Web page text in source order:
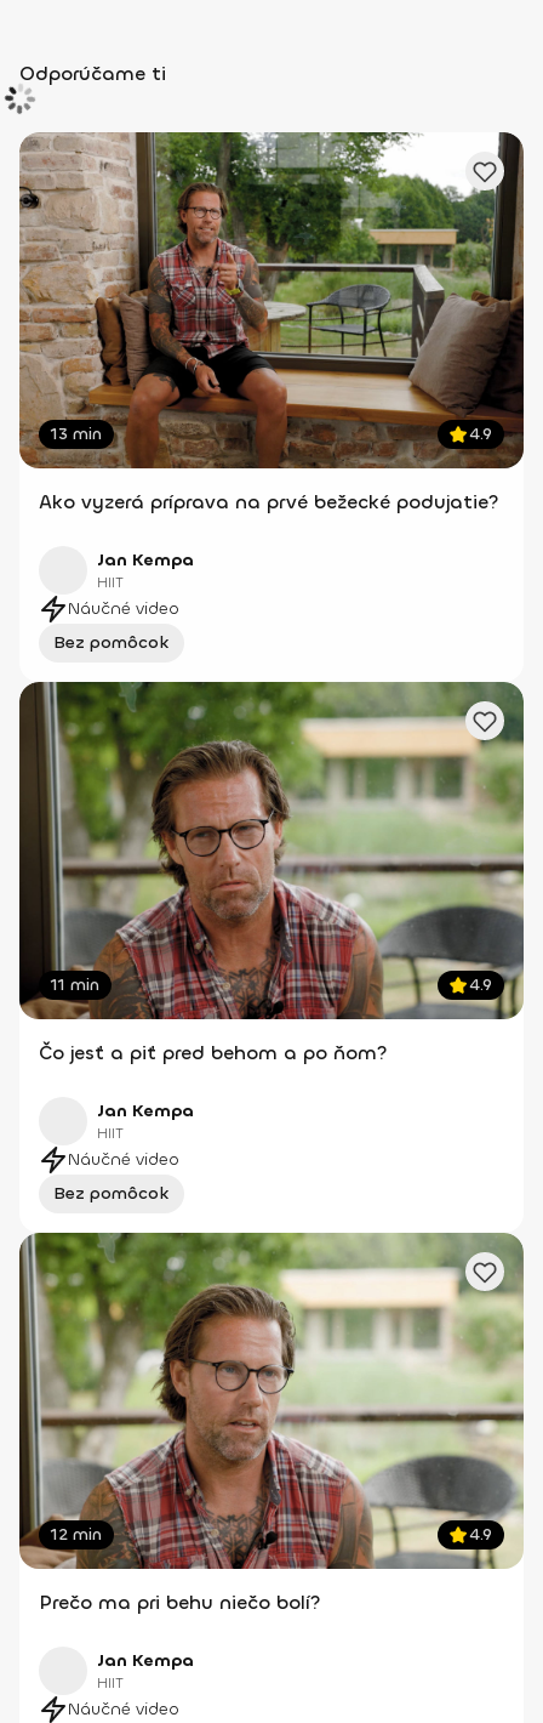
Odporúčame ti
13 min 4.9
Ako vyzerá príprava na prvé bežecké podujatie?
Jan Kempa
HIIT
Náučné video
Bez pomôcok
11 min 4.9
Čo jesť a piť pred behom a po ňom?
Jan Kempa
HIIT
Náučné video
Bez pomôcok
12 min 4.9
Prečo ma pri behu niečo bolí?
Jan Kempa
HIIT
Náučné video